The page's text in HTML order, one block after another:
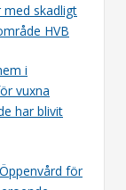
med skadligt
HVB
i
vuxna
har blivit
för